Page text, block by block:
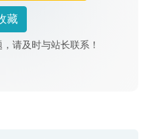
藏
请及时与站长联系！
优秀的视频下载工具